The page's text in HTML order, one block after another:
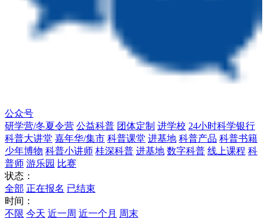
公众号
研学营/冬夏令营 公益科普 团体定制 进学校 24小时科学银行
科普大讲堂 嘉年华/集市 科普课堂 进基地 科普产品 科普书籍
少年博物 科普小讲师 桂深科普 进基地 数字科普 线上课程 科
普师 游乐园 比赛
状态：
全部 正在报名 已结束
时间：
不限 今天 近一周 近一个月 周末